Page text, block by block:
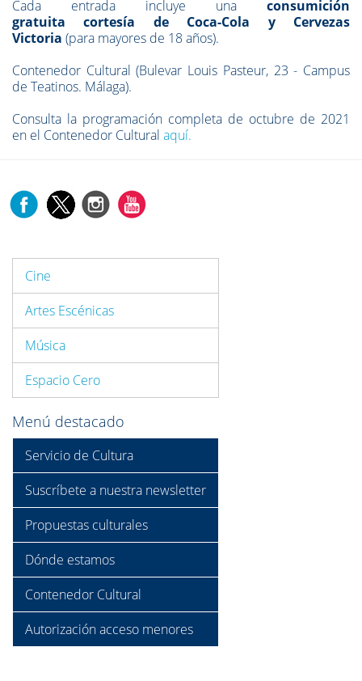
Cada entrada incluye una consumición
gratuita cortesía de Coca-Cola y Cervezas
Victoria (para mayores de 18 años).
Contenedor Cultural (Bulevar Louis Pasteur, 23 - Campus
de Teatinos. Málaga).
Consulta la programación completa de octubre de 2021
en el Contenedor Cultural aquí.
Cine
Artes Escénicas
Música
Espacio Cero
Menú destacado
Servicio de Cultura
Suscríbete a nuestra newsletter
Propuestas culturales
Dónde estamos
Contenedor Cultural
Autorización acceso menores